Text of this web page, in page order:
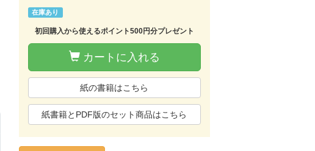
在庫あり
初回購入から使えるポイント500円分プレゼント
カートに入れる
紙の書籍はこちら
紙書籍とPDF版のセット商品はこちら